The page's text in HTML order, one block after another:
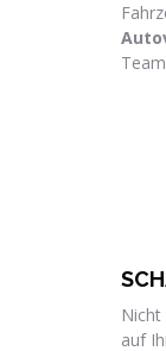
auf